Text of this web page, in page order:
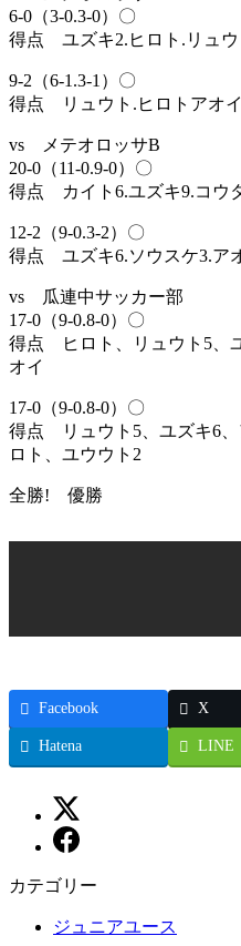
6-0（3-0.3-0）〇
得点 ユズキ2.ヒロト.リュウ
9-2（6-1.3-1）〇
得点 リュウト.ヒロトアオ
vs メテオロッサB
20-0（11-0.9-0）〇
得点 カイト6.ユズキ9.コウ
12-2（9-0.3-2）〇
得点 ユズキ6.ソウスケ3.ア
vs 瓜連中サッカー部
17-0（9-0.8-0）〇
得点 ヒロト、リュウト5、
オイ
17-0（9-0.8-0）〇
得点 リュウト5、ユズキ6、
ロト、ユウウト2
全勝! 優勝
Facebook X
Hatena LINE
カテゴリー
ジュニアユース